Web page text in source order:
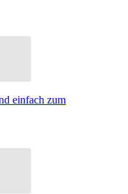
einfach zum